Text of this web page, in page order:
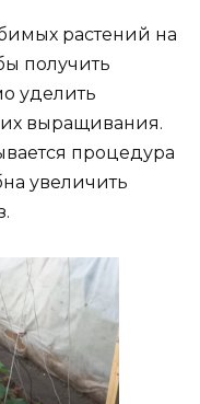
растений на
получить
уделить
выращивания.
процедура
увеличить